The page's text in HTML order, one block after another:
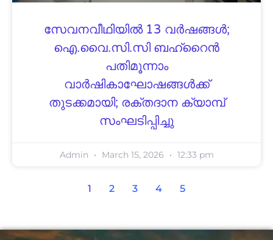
സേവനവീഥിയിൽ 13 വർഷങ്ങൾ;
ഐ.വൈ.സി.സി ബഹ്‌റൈൻ
പതിമൂന്നാം
വാർഷികാഘോഷങ്ങൾക്ക്
തുടക്കമായി; രക്തദാന ക്യാമ്പ്
സംഘടിപ്പിച്ചു
Admin March 15, 2026 12:33 pm
1 2 3 4 5